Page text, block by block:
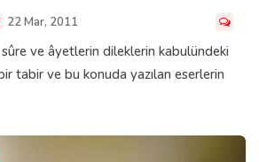
22 Mar, 2011
sûre ve âyetlerin dileklerin kabulündeki
tabir ve bu konuda yazılan eserlerin